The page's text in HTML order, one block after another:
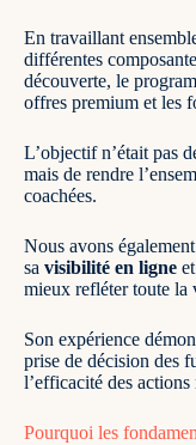
En travaillant
différentes
découverte, le
offres premium et les
L’objectif n’était pas
mais de rendre
coachées.
Nous avons
sa visibilité en ligne
mieux refléter toute la
Son expérience
prise de décision des
l’efficacité des
Pourquoi les